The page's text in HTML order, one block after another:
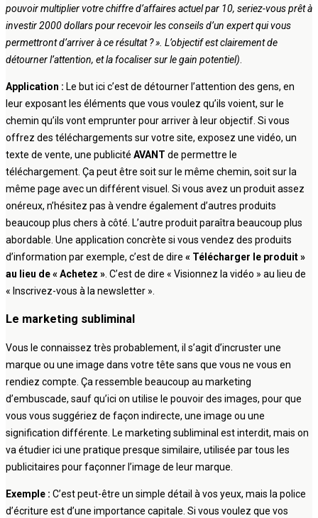
pouvoir multiplier votre chiffre d’affaires actuel par 10, seriez-vous prêt à
investir 2000 dollars pour recevoir les conseils d’un expert qui vous
permettront d’arriver à ce résultat ? ». L’objectif est clairement de
détourner l’attention, et la focaliser sur le gain potentiel)
Application : Le but ici c’est de détourner l’attention des gens, en
leur exposant les éléments que vous voulez qu’ils voient, sur le
chemin qu’ils vont emprunter pour arriver à leur objectif. Si vous
offrez des téléchargements sur votre site, exposez une vidéo, un
texte de vente, une publicité AVANT de permettre le
téléchargement. Ça peut être soit sur le même chemin, soit sur la
même page avec un différent visuel. Si vous avez un produit assez
onéreux, n’hésitez pas à vendre également d’autres produits
beaucoup plus chers à côté. L’autre produit paraîtra beaucoup plus
abordable. Une application concrète si vous vendez des produits
d’information par exemple, c’est de dire « Télécharger le produit »
au lieu de « Achetez » . C’est de dire « Visionnez la vidéo » au lieu de
« Inscrivez-vous à la newsletter ».
Le marketing subliminal
Vous le connaissez très probablement, il s’agit d’incruster une
marque ou une image dans votre tête sans que vous ne vous en
rendiez compte. Ça ressemble beaucoup au marketing
d’embuscade, sauf qu’ici on utilise le pouvoir des images, pour que
vous vous suggériez de façon indirecte, une image ou une
signification différente. Le marketing subliminal est interdit, mais on
va étudier ici une pratique presque similaire, utilisée par tous les
publicitaires pour façonner l’image de leur marque.
Exemple : C’est peut-être un simple détail à vos yeux, mais la police
d’écriture est d’une importance capitale. Si vous voulez que vos